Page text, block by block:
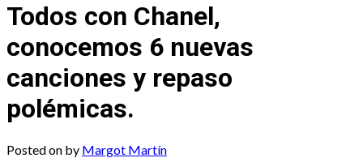
Todos con Chanel,
conocemos 6 nuevas
canciones y repaso
polémicas.
Posted on by Margot Martín